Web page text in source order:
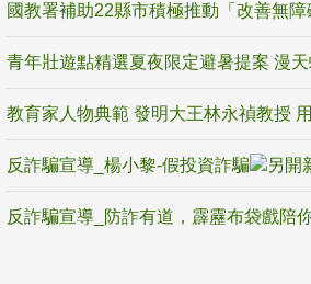
反詐騙宣導_楊小黎-假投資詐騙